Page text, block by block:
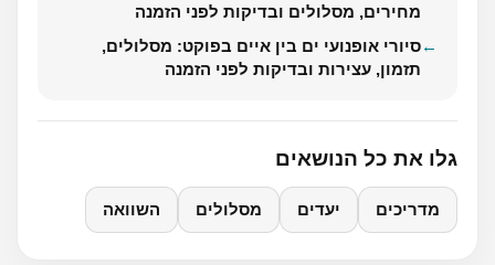
מחירים, מסלולים ובדיקות לפני הזמנה
סיורי אופנועי ים בין איים בפוקט: מסלולים,
תזמון, עצירות ובדיקות לפני הזמנה
גלו את כל הנושאים
מדריכים יעדים מסלולים השוואה